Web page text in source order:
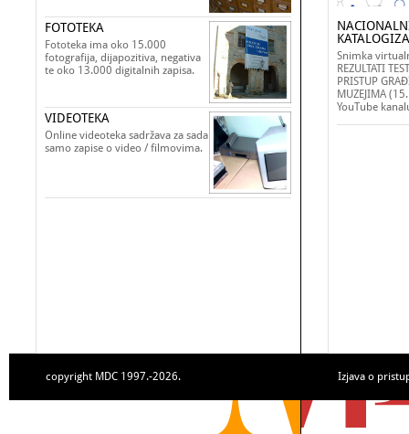
FOTOTEKA
Fototeka ima oko 15.000
fotografija, dijapozitiva, negativa
te oko 13.000 digitalnih zapisa.
VIDEOTEKA
Online videoteka sadržava za sada
samo zapise o video / filmovima.
Snimka
REZULTATI
PRISTUP
MUZEJIMA
YouTube
copyright MDC 1997.-2026. Izjava o